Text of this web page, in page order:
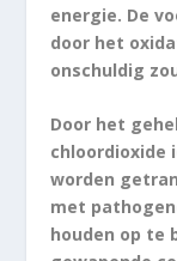
energie. De
door het
onschuldig
Door het
chloordioxide
worden
met
houden op te